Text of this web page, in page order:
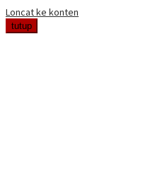
Loncat ke konten
tutup